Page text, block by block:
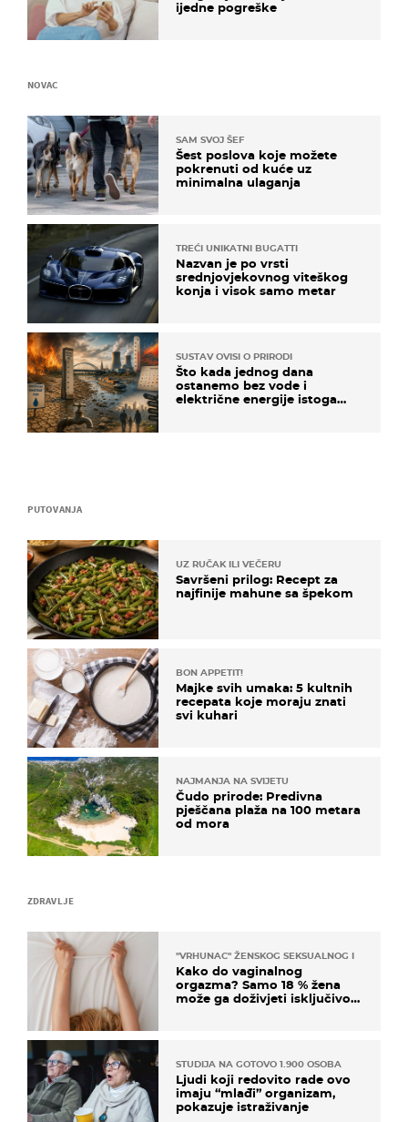
ZDRAVLJE
"VRHUNAC" ŽENSKOG SEKSUALNOG ISKUSTVA
Kako do vaginalnog
orgazma? Samo 18 % žena
može ga doživjeti isključivo
STUDIJA NA GOTOVO 1.900 OSOBA
Ljudi koji redovito rade ovo
imaju “mlađi” organizam,
pokazuje istraživanje
ijedne pogreške
PUTOVANJA
UZ RUČAK ILI VEČERU
Savršeni prilog: Recept za
najfinije mahune sa špekom
BON APPETIT!
Majke svih umaka: 5 kultnih
recepata koje moraju znati
svi kuhari
NAJMANJA NA SVIJETU
Čudo prirode: Predivna
pješčana plaža na 100 metara
od mora
NOVAC
SAM SVOJ ŠEF
Šest poslova koje možete
pokrenuti od kuće uz
minimalna ulaganja
TREĆI UNIKATNI BUGATTI
Nazvan je po vrsti
srednjovjekovnog viteškog
konja i visok samo metar
SUSTAV OVISI O PRIRODI
Što kada jednog dana
ostanemo bez vode i
električne energije istoga